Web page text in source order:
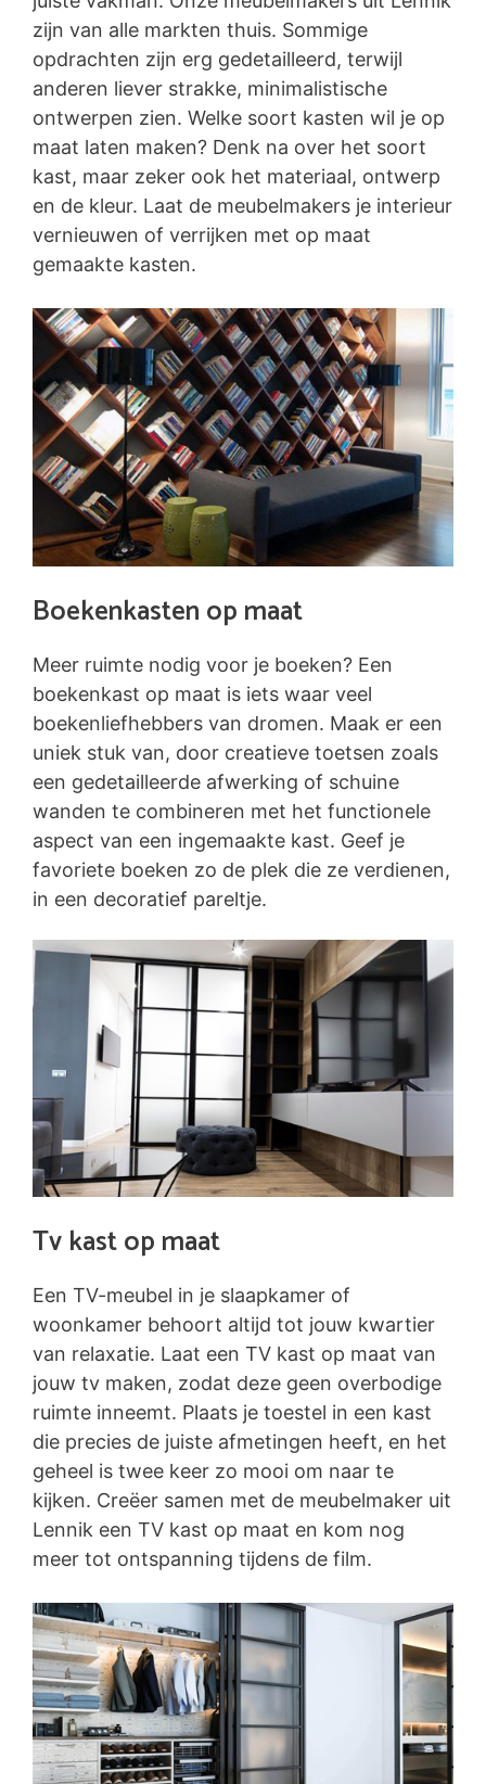
zijn van alle markten thuis. Sommige
opdrachten zijn erg gedetailleerd, terwijl
anderen liever strakke, minimalistische
ontwerpen zien. Welke soort kasten wil je op
maat laten maken? Denk na over het soort
kast, maar zeker ook het materiaal, ontwerp
en de kleur. Laat de meubelmakers je interieur
vernieuwen of verrijken met op maat
gemaakte kasten.
Boekenkasten op maat
Meer ruimte nodig voor je boeken? Een
boekenkast op maat is iets waar veel
boekenliefhebbers van dromen. Maak er een
uniek stuk van, door creatieve toetsen zoals
een gedetailleerde afwerking of schuine
wanden te combineren met het functionele
aspect van een ingemaakte kast. Geef je
favoriete boeken zo de plek die ze verdienen,
in een decoratief pareltje.
Tv kast op maat
Een TV-meubel in je slaapkamer of
woonkamer behoort altijd tot jouw kwartier
van relaxatie. Laat een TV kast op maat van
jouw tv maken, zodat deze geen overbodige
ruimte inneemt. Plaats je toestel in een kast
die precies de juiste afmetingen heeft, en het
geheel is twee keer zo mooi om naar te
kijken. Creëer samen met de meubelmaker uit
Lennik een TV kast op maat en kom nog
meer tot ontspanning tijdens de film.